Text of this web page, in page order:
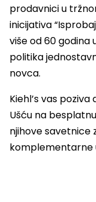
prodavnici u
inicijativa
više od 60 godina
politika
novca.
Kiehl’s vas
Ušću na
njihove savetnice
komplementarne